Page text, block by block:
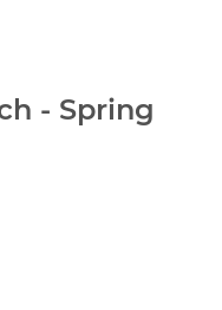
- Spring